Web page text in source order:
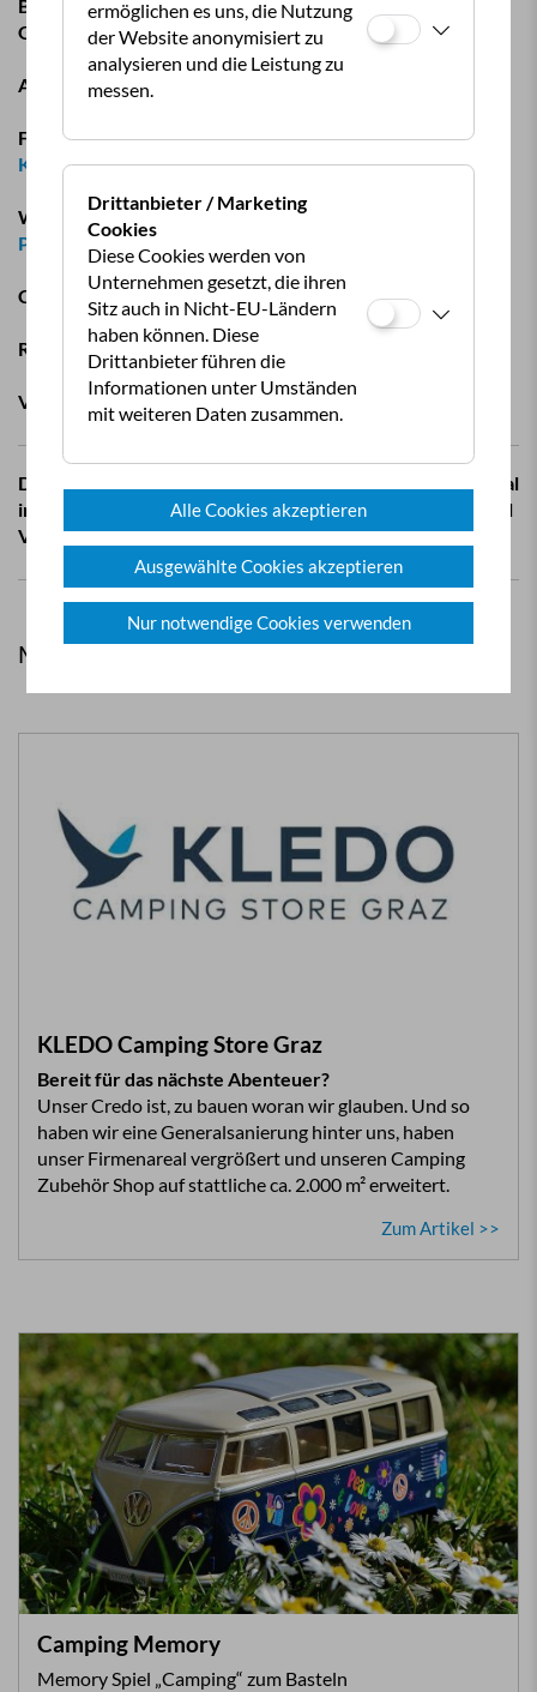
Blickrichtung Sommer – Wie Länder und Regionen um
Gäste werben.
Achensee – Aktiv-Urlaub am größten See Tirols.
FKK in Frankreich –Hüllenloser Urlaub an der Atlantik-
Küste.
Wildes Wasser, steinerne Riesen –
Pinzgauer Saalachtal
Campingplatz- & Stellplatz-Tests
Reise-News
Viele Tipps und Tricks für unterwegs.
Die Camping Revue erhalten Sie als
6 mal
im Jahr kostenlos nach Hause geliefert. Wir wünschen viel
Vergnügen beim Lesen!
Mehr aus Clubleistungen
KLEDO Camping Store Graz
Bereit für das nächste Abenteuer?
Unser Credo ist, zu bauen woran wir glauben. Und so
haben wir eine Generalsanierung hinter uns, haben
unser Firmenareal vergrößert und unseren Camping
Zubehör Shop auf stattliche ca. 2.000 m² erweitert.
Zum Artikel >>
Camping Memory
Memory Spiel „Camping“ zum Basteln
ermöglichen es uns, die Nutzung
der Website anonymisiert zu
analysieren und die Leistung zu
messen.
Drittanbieter / Marketing
Cookies
Diese Cookies werden von
Unternehmen gesetzt, die ihren
Sitz auch in Nicht-EU-Ländern
haben können. Diese
Drittanbieter führen die
Informationen unter Umständen
mit weiteren Daten zusammen.
Alle Cookies akzeptieren
Ausgewählte Cookies akzeptieren
Nur notwendige Cookies verwenden